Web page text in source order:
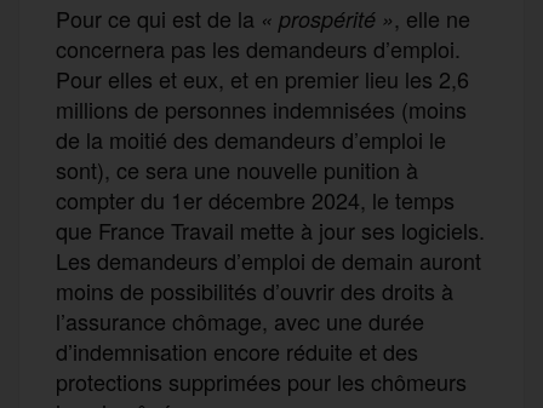
Pour ce qui est de la « prospérité », elle ne
concernera pas les demandeurs d’emploi.
Pour elles et eux, et en premier lieu les 2,6
millions de personnes indemnisées (moins
de la moitié des demandeurs d’emploi le
sont), ce sera une nouvelle punition à
compter du 1er décembre 2024, le temps
que France Travail mette à jour ses logiciels.
Les demandeurs d’emploi de demain auront
moins de possibilités d’ouvrir des droits à
l’assurance chômage, avec une durée
d’indemnisation encore réduite et des
protections supprimées pour les chômeurs